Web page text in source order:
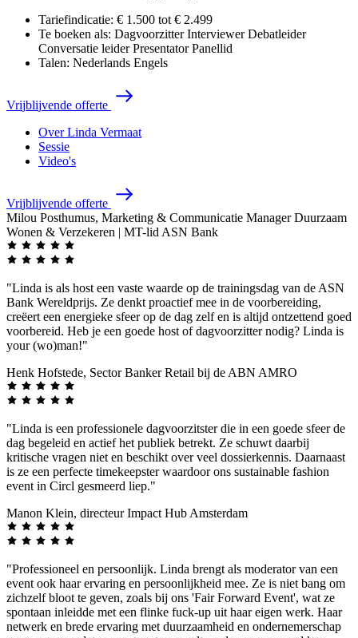
Tariefindicatie: € 1.500 tot € 2.499
Te boeken als: DagvoorzitterInterviewerDebatleider
Conversatie leiderPresentatorPanellid
Talen: Nederlands Engels
Vrijblijvende offerte
Over Linda Vermaat
Sessie
Video's
Vrijblijvende offerte
Milou Posthumus, Marketing & Communicatie Manager Duurzaam
Wonen & Verzekeren | MT-lid ASN Bank
"Linda is als host een vaste waarde op de trainingsdag van de ASN
Bank Wereldprijs. Ze denkt proactief mee in de voorbereiding,
creëert een energieke sfeer op de dag zelf en is altijd ontzettend goed
voorbereid. Heb je een goede host of dagvoorzitter nodig? Linda is
your (wo)man!"
Henk Hofstede, Sector Banker Retail bij de ABN AMRO
"Linda is een professionele dagvoorzitster die in een goede sfeer de
dag begeleid en actief het publiek betrekt. Ze schuwt daarbij
kritische vragen niet en beschikt over veel dossierkennis. Daarnaast
is ze een perfecte timekeepster waardoor ons sustainable fashion
event in Circl gesmeerd liep."
Manon Klein, directeur Impact Hub Amsterdam
"Professioneel en persoonlijk. Linda brengt als moderator van een
event ook haar ervaring en persoonlijkheid mee. Ze is niet bang om
zichzelf bloot te geven, zoals bij ons 'Fair Forward Event', wat ze
spontaan inleidde met een flinke fuck-up uit haar eigen werk. Haar
netwerk en brede ervaring met duurzaamheid en ondernemerschap